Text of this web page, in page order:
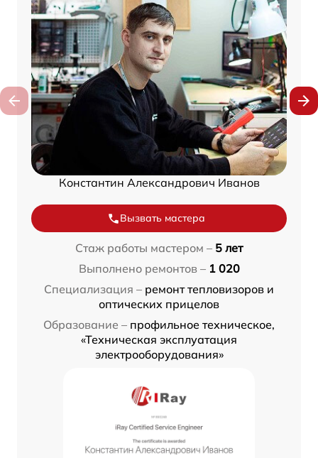
Константин Александрович Иванов
Вызвать мастера
Стаж работы мастером – 5 лет
Выполнено ремонтов – 1 020
Специализация – ремонт тепловизоров и
оптических прицелов
Образование – профильное техническое,
«Техническая эксплуатация
электрооборудования»